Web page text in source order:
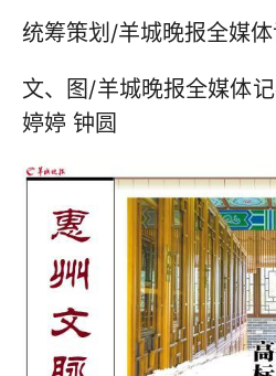
统筹策划/羊城晚报全媒
文、图/羊城晚报全媒体
婷婷 钟圆